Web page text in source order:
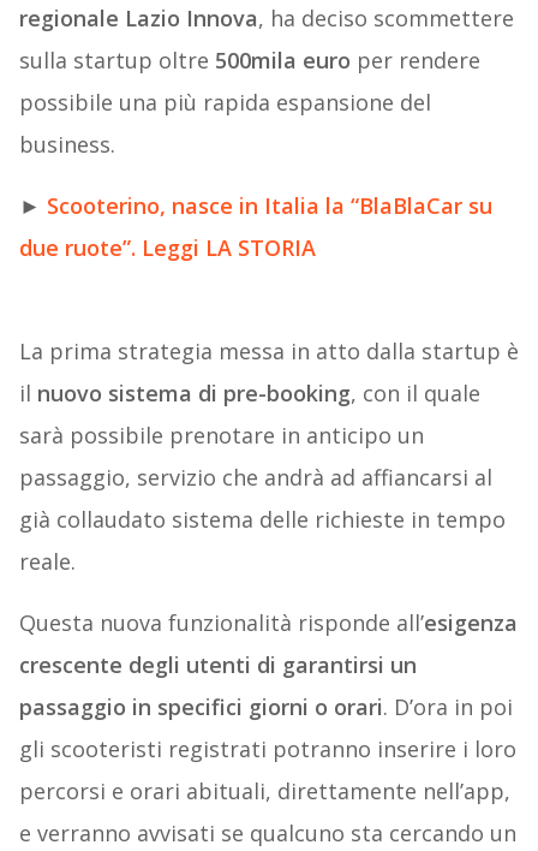
regionale Lazio Innova, ha deciso scommettere
sulla startup oltre 500mila euro per rendere
possibile una più rapida espansione del
business.
► Scooterino, nasce in Italia la “BlaBlaCar su
due ruote”. Leggi LA STORIA
La prima strategia messa in atto dalla startup è
il nuovo sistema di pre-booking, con il quale
sarà possibile prenotare in anticipo un
passaggio, servizio che andrà ad affiancarsi al
già collaudato sistema delle richieste in tempo
reale.
Questa nuova funzionalità risponde all’esigenza
crescente degli utenti di garantirsi un
passaggio in specifici giorni o orari. D’ora in poi
gli scooteristi registrati potranno inserire i loro
percorsi e orari abituali, direttamente nell’app,
e verranno avvisati se qualcuno sta cercando un